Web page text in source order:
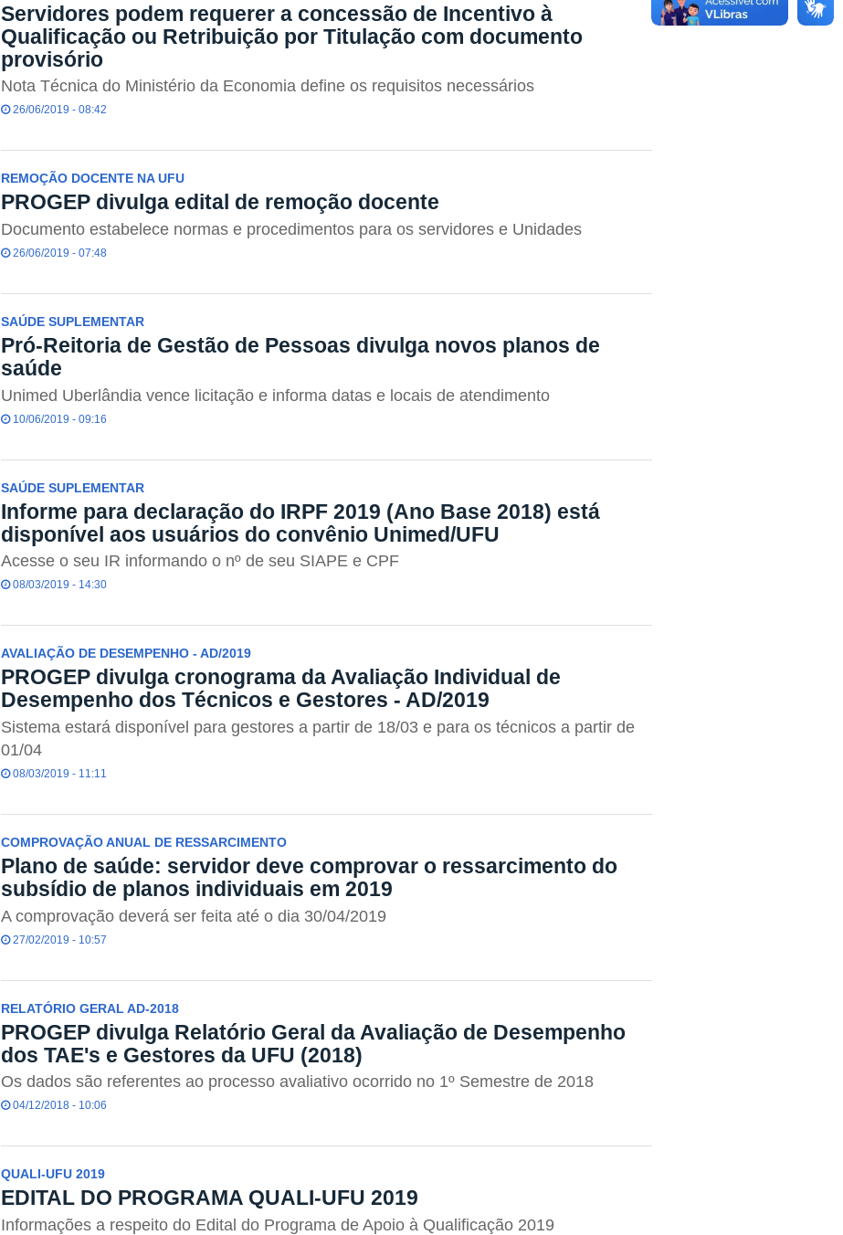
Servidores podem requerer a concessão de Incentivo à
Qualificação ou Retribuição por Titulação com documento
provisório
Nota Técnica do Ministério da Economia define os requisitos necessários
26/06/2019 - 08:42
REMOÇÃO DOCENTE NA UFU
PROGEP divulga edital de remoção docente
Documento estabelece normas e procedimentos para os servidores e Unidades
26/06/2019 - 07:48
SAÚDE SUPLEMENTAR
Pró-Reitoria de Gestão de Pessoas divulga novos planos de
saúde
Unimed Uberlândia vence licitação e informa datas e locais de atendimento
10/06/2019 - 09:16
SAÚDE SUPLEMENTAR
Informe para declaração do IRPF 2019 (Ano Base 2018) está
disponível aos usuários do convênio Unimed/UFU
Acesse o seu IR informando o nº de seu SIAPE e CPF
08/03/2019 - 14:30
AVALIAÇÃO DE DESEMPENHO - AD/2019
PROGEP divulga cronograma da Avaliação Individual de
Desempenho dos Técnicos e Gestores - AD/2019
Sistema estará disponível para gestores a partir de 18/03 e para os técnicos a partir de
01/04
08/03/2019 - 11:11
COMPROVAÇÃO ANUAL DE RESSARCIMENTO
Plano de saúde: servidor deve comprovar o ressarcimento do
subsídio de planos individuais em 2019
A comprovação deverá ser feita até o dia 30/04/2019
27/02/2019 - 10:57
RELATÓRIO GERAL AD-2018
PROGEP divulga Relatório Geral da Avaliação de Desempenho
dos TAE's e Gestores da UFU (2018)
Os dados são referentes ao processo avaliativo ocorrido no 1º Semestre de 2018
04/12/2018 - 10:06
QUALI-UFU 2019
EDITAL DO PROGRAMA QUALI-UFU 2019
Informações a respeito do Edital do Programa de Apoio à Qualificação 2019